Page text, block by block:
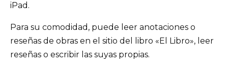
iPad.
Para su comodidad, puede leer anotaciones o
reseñas de obras en el sitio del libro «El Libro», leer
reseñas o escribir las suyas propias.